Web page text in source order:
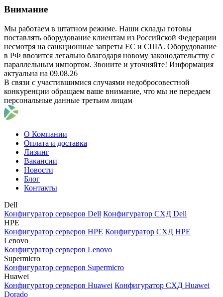
Внимание
Мы работаем в штатном режиме. Наши склады готовы
поставлять оборудование клиентам из Российской Федерации
несмотря на санкционные запреты ЕС и США. Оборудование
в РФ ввозится легально благодаря новому законодательству с
параллельным импортом. Звоните и уточняйте! Информация
актуальна на 09.08.26
В связи с участившимися случаями недобросовестной
конкуренции обращаем ваше внимание, что мы не передаем
персональные данные третьим лицам
О Компании
Оплата и доставка
Лизинг
Вакансии
Новости
Блог
Контакты
Dell
Конфигуратор серверов Dell Конфигуратор СХД Dell
HPE
Конфигуратор серверов HPE Конфигуратор СХД HPE
Lenovo
Конфигуратор серверов Lenovo
Supermicro
Конфигуратор серверов Supermicro
Huawei
Конфигуратор серверов Huawei Конфигуратор СХД Huawei
Dorado